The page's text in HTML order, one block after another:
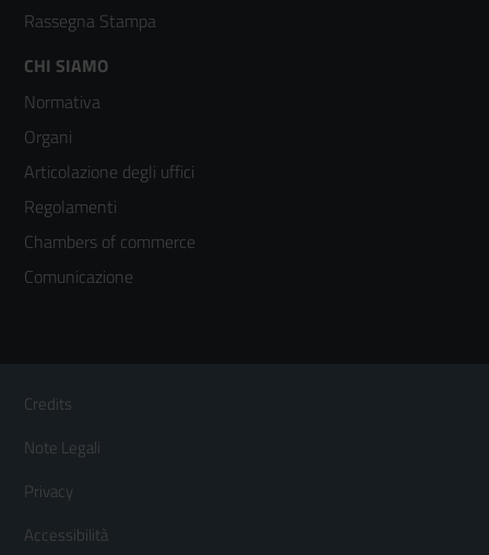
Rassegna Stampa
Footer
menù
colonna
3
CHI SIAMO
Normativa
Organi
Articolazione degli uffici
Regolamenti
Chambers of commerce
Comunicazione
Footer
Menù
orizzontale
Credits
Note Legali
Privacy
Accessibilità